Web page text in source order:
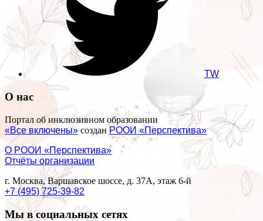
TW
О нас
Портал об инклюзивном образовании
«Все включены» созданРООИ «Перспектива»
О РООИ «Перспектива»
Отчёты организации
г. Москва, Варшавское шоссе, д. 37А, этаж 6-й
+7 (495) 725-39-82
Мы в социальных сетях